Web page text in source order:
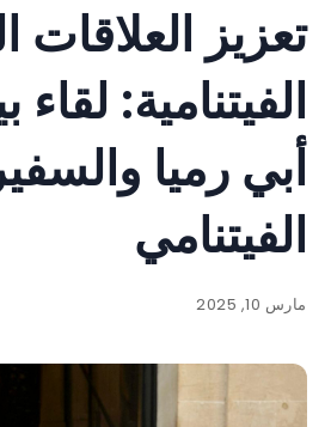
تعزيز العلاقات
الفيتنامية: لقاء
أبي رميا
الفيتنامي
مارس 10, 2025